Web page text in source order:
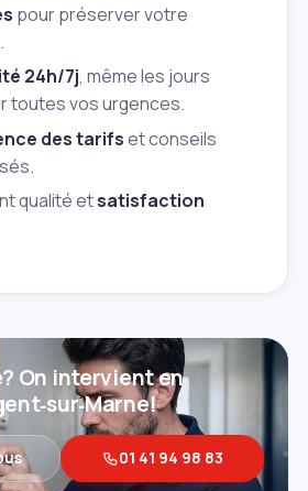
pour préserver votre
24h/7j, même les jours
toutes vos urgences.
des tarifset conseils
qualité etsatisfaction
On intervient en
01 41 94 98 83